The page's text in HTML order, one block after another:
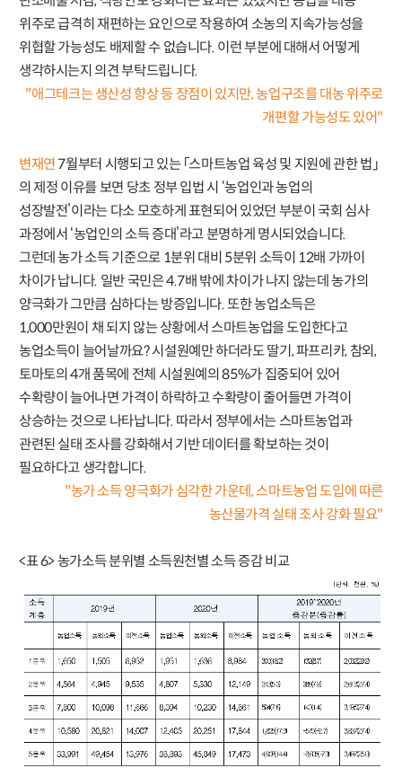
위주로 급격히 재편하는 요인으로 작용하여 소농의 지속가능성을
위협할 가능성도 배제할 수 없습니다. 이런 부분에 대해서 어떻게
생각하시는지 의견 부탁드립니다.
"애그테크는 생산성 향상 등 장점이 있지만, 농업구조를 대농 위주로
개편할 가능성도 있어"
변재연 7월부터 시행되고 있는 「스마트농업 육성 및 지원에 관한 법」
의 제정 이유를 보면 당초 정부 입법 시 ‘농업인과 농업의
성장발전’이라는 다소 모호하게 표현되어 있었던 부분이 국회 심사
과정에서 ‘농업인의 소득 증대’라고 분명하게 명시되었습니다.
그런데 농가 소득 기준으로 1분위 대비 5분위 소득이 12배 가까이
차이가 납니다. 일반 국민은 4.7배 밖에 차이가 나지 않는데 농가의
양극화가 그만큼 심하다는 방증입니다. 또한 농업소득은
1,000만원이 채 되지 않는 상황에서 스마트농업을 도입한다고
농업소득이 늘어날까요? 시설원예만 하더라도 딸기, 파프리카, 참외,
토마토의 4개 품목에 전체 시설원예의 85%가 집중되어 있어
수확량이 늘어나면 가격이 하락하고 수확량이 줄어들면 가격이
상승하는 것으로 나타납니다. 따라서 정부에서는 스마트농업과
관련된 실태 조사를 강화해서 기반 데이터를 확보하는 것이
필요하다고 생각합니다.
"농가 소득 양극화가 심각한 가운데, 스마트농업 도입에 따른
농산물가격 실태 조사 강화 필요"
<표 6> 농가소득 분위별 소득원천별 소득 증감 비교